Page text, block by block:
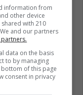
requiere
y de
de Pobreza
en los
con las áreas
urbanos. Estas
desafío
information from
other device
with 210
and our partners
data on the basis
to by managing
of this page
consent in privacy